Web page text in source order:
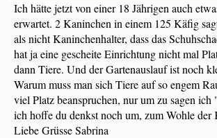
Ich hätte jetzt von einer 18 Jährigen auch
erwartet. 2 Kaninchen in einem 125 Käfig
als nicht Kaninchenhalter, dass das
hat ja eine gescheite Einrichtung nicht mal
dann Tiere. Und der Gartenauslauf ist noch
Warum muss man sich Tiere auf so engem
viel Platz beanspruchen, nur um zu sagen ich
ich hoffe du denkst noch um, zum Wohle der
Liebe Grüsse Sabrina